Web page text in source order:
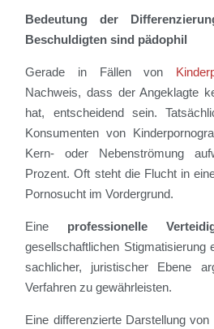
Bedeutung der
Beschuldigten sind pädophil
Gerade in Fällen von
Nachweis, dass der Angeklagte
hat, entscheidend sein.
Konsumenten von
Kern- oder Nebenströmung
Prozent. Oft steht die Flucht in
Pornosucht im Vordergrund.
Eine professionelle
gesellschaftlichen Stigmatisierung
sachlicher, juristischer Ebene
Verfahren zu gewährleisten.
Eine differenzierte Darstellung